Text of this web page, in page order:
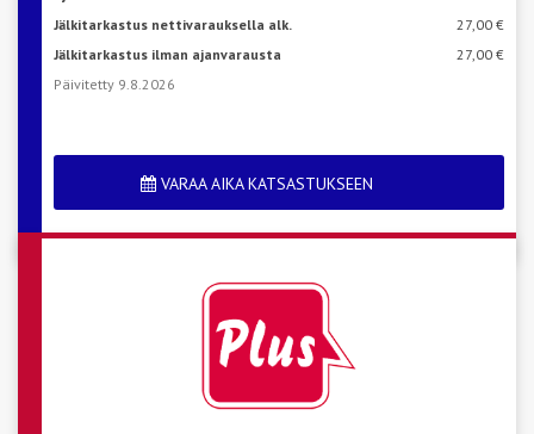
Jälkitarkastus nettivarauksella alk.
27,00 €
Jälkitarkastus ilman ajanvarausta
27,00 €
Päivitetty 9.8.2026
VARAA AIKA KATSASTUKSEEN